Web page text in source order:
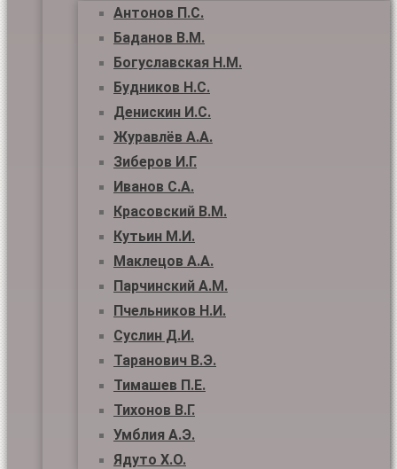
Антонов П.С.
Баданов В.М.
Богуславская Н.М.
Будников Н.С.
Денискин И.С.
Журавлёв А.А.
Зиберов И.Г.
Иванов С.А.
Красовский В.М.
Кутьин М.И.
Маклецов А.А.
Парчинский А.М.
Пчельников Н.И.
Суслин Д.И.
Таранович В.Э.
Тимашев П.Е.
Тихонов В.Г.
Умблия А.Э.
Ядуто Х.О.